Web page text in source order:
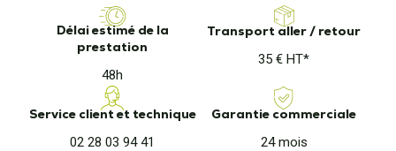
Délai estimé de la
prestation
48h
Transport aller / retour
35 € HT*
Service client et technique
02 28 03 94 41
Garantie commerciale
24 mois